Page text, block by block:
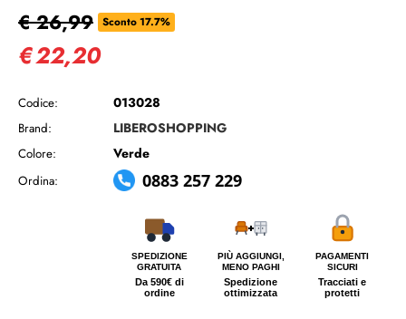
€ 26,99 Sconto 17.7%
€22,20
Codice: 013028
Brand: LIBEROSHOPPING
Colore: Verde
Ordina: 0883 257 229
SPEDIZIONE
GRATUITA
Da 590€ di
ordine
PIÙ AGGIUNGI,
MENO PAGHI
Spedizione
ottimizzata
PAGAMENTI
SICURI
Tracciati e
protetti